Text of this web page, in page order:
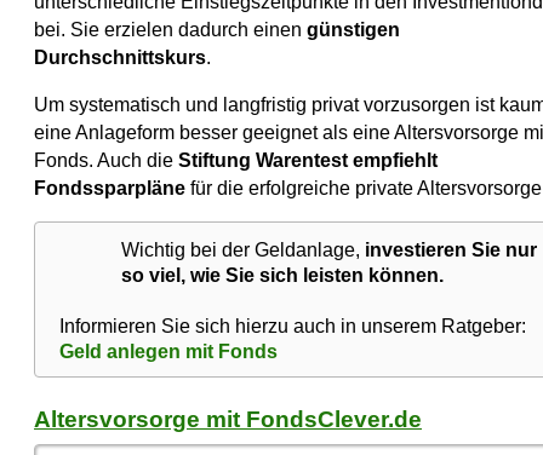
bei. Sie erzielen dadurch einen günstigen
Durchschnittskurs.
Um systematisch und langfristig privat vorzusorgen ist
eine Anlageform besser geeignet als eine Altersvorsorge
Fonds. Auch die Stiftung Warentest empfiehlt
Fondssparpläne für die erfolgreiche private
Wichtig bei der Geldanlage, investieren Sie nur
so viel, wie Sie sich leisten können.
Informieren Sie sich hierzu auch in unserem Ratgeber:
Geld anlegen mit Fonds
Altersvorsorge mit FondsClever.de